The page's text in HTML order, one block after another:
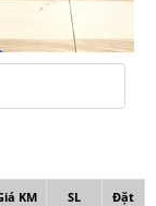
KM SL Đặt